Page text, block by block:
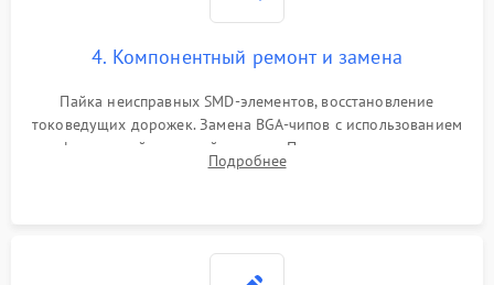
4. Компонентный ремонт и замена
Пайка неисправных SMD-элементов, восстановление
токоведущих дорожек. Замена BGA-чипов с использованием
инфракрасной паяльной станции. Прошивка микросхемы
BIOS или замена поврежденных портов USB
Подробнее